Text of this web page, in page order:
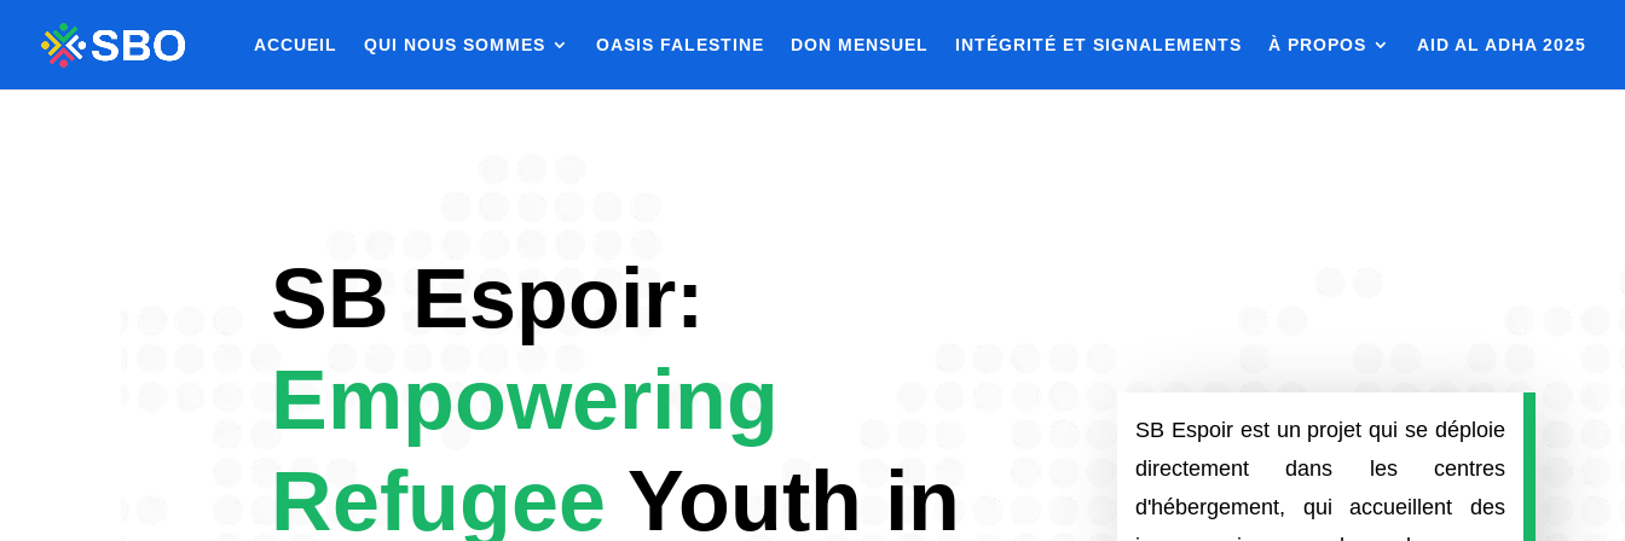
ACCUEIL QUI NOUS SOMMES OASIS FALESTINE DON MENSUEL INTÉGRITÉ ET SIGNALEMENTS À PROPOS AID AL ADHA 2025
SB Espoir:
Empowering
Refugee Youth in
SB Espoir est un projet qui se déploie
directement dans les centres
d'hébergement, qui accueillent des